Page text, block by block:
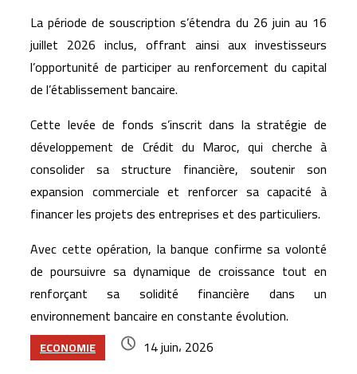
La période de souscription s’étendra du 26 juin au 16
juillet 2026 inclus, offrant ainsi aux investisseurs
l’opportunité de participer au renforcement du capital
de l’établissement bancaire.
Cette levée de fonds s’inscrit dans la stratégie de
développement de Crédit du Maroc, qui cherche à
consolider sa structure financière, soutenir son
expansion commerciale et renforcer sa capacité à
financer les projets des entreprises et des particuliers.
Avec cette opération, la banque confirme sa volonté
de poursuivre sa dynamique de croissance tout en
renforçant sa solidité financière dans un
environnement bancaire en constante évolution.
ECONOMIE 14 juin، 2026